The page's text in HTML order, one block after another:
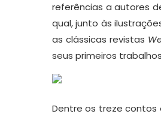
referências a autores
qual, junto às
as clássicas revistas
seus primeiros
Dentre os treze contos